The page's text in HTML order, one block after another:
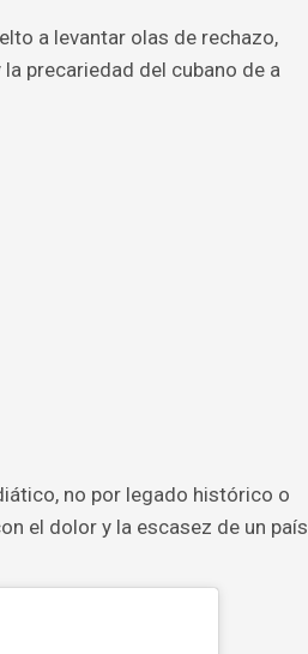
a levantar olas de rechazo,
precariedad del cubano de a
no por legado histórico o
el dolor y la escasez de un país